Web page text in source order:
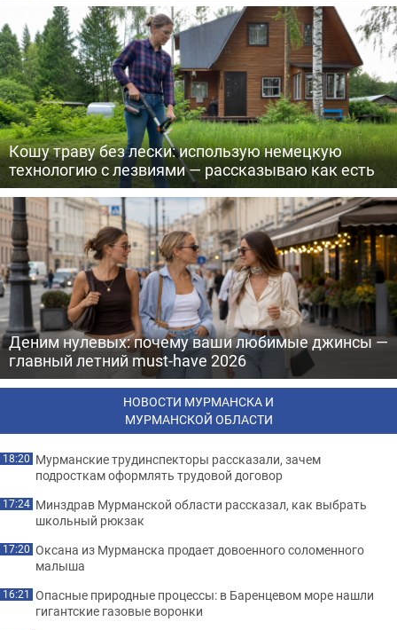
Кошу траву без лески: использую немецкую
технологию с лезвиями — рассказываю как есть
Деним нулевых: почему ваши любимые джинсы —
главный летний must-have 2026
НОВОСТИ МУРМАНСКА И
МУРМАНСКОЙ ОБЛАСТИ
18:20 Мурманские трудинспекторы рассказали, зачем
подросткам оформлять трудовой договор
17:24 Минздрав Мурманской области рассказал, как выбрать
школьный рюкзак
17:20 Оксана из Мурманска продает довоенного соломенного
малыша
16:21 Опасные природные процессы: в Баренцевом море нашли
гигантские газовые воронки